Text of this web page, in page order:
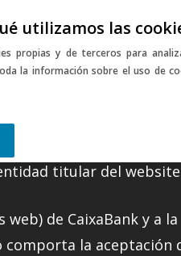
utilizamos las
propias y de terceros para
la información sobre el uso de
Gastro Culture Late
web
titular del
de CaixaBank y a
la aceptación